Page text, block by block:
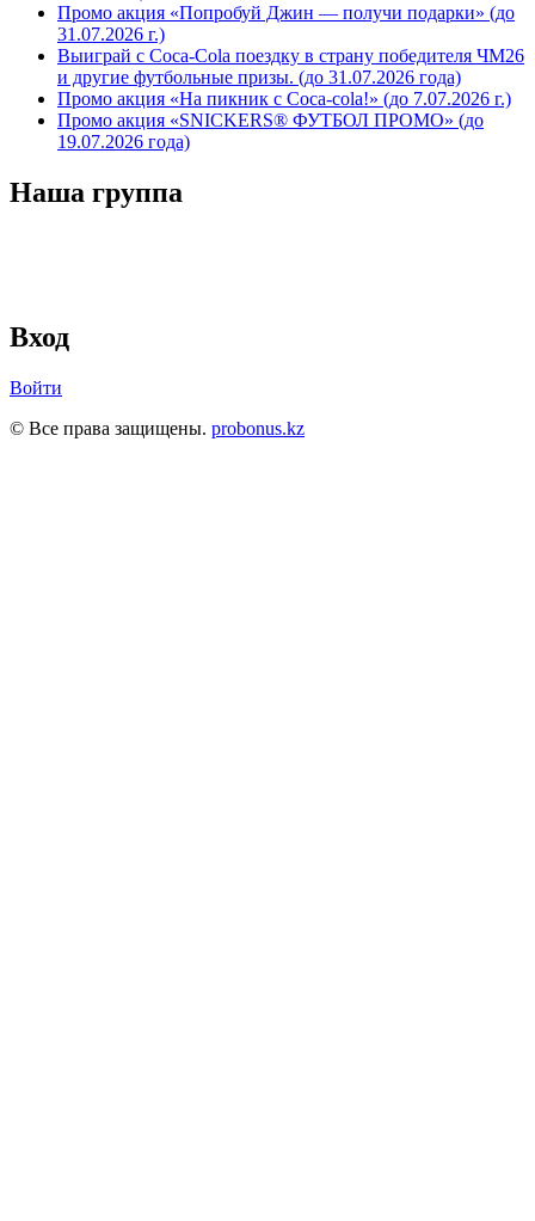
Промо акция «Попробуй Джин — получи подарки» (до
31.07.2026 г.)
Выиграй с Coca-Cola поездку в страну победителя ЧМ26
и другие футбольные призы. (до 31.07.2026 года)
Промо акция «На пикник с Coca-cola!» (до 7.07.2026 г.)
Промо акция «SNICKERS® ФУТБОЛ ПРОМО» (до
19.07.2026 года)
Наша группа
Вход
Войти
© Все права защищены. probonus.kz